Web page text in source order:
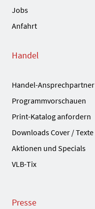
Jobs
Anfahrt
Handel
Handel-Ansprechpartner
Programmvorschauen
Print-Katalog anfordern
Downloads Cover / Texte
Aktionen und Specials
VLB-Tix
Presse